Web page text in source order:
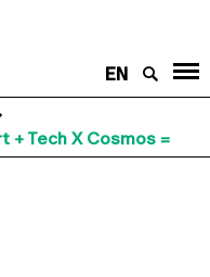
EN
+ Tech X Cosmos =